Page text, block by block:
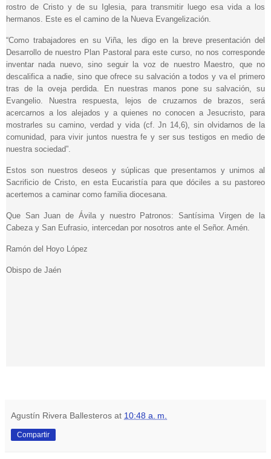
rostro de Cristo y de su Iglesia, para transmitir luego esa vida a los
hermanos. Este es el camino de la Nueva Evangelización.
“Como trabajadores en su Viña, les digo en la breve presentación del
Desarrollo de nuestro Plan Pastoral para este curso, no nos corresponde
inventar nada nuevo, sino seguir la voz de nuestro Maestro, que no
descalifica a nadie, sino que ofrece su salvación a todos y va el primero
tras de la oveja perdida. En nuestras manos pone su salvación, su
Evangelio. Nuestra respuesta, lejos de cruzarnos de brazos, será
acercarnos a los alejados y a quienes no conocen a Jesucristo, para
mostrarles su camino, verdad y vida (cf. Jn 14,6), sin olvidarnos de la
comunidad, para vivir juntos nuestra fe y ser sus testigos en medio de
nuestra sociedad”.
Estos son nuestros deseos y súplicas que presentamos y unimos al
Sacrificio de Cristo, en esta Eucaristía para que dóciles a su pastoreo
acertemos a caminar como familia diocesana.
Que San Juan de Ávila y nuestro Patronos: Santísima Virgen de la
Cabeza y San Eufrasio, intercedan por nosotros ante el Señor. Amén.
Ramón del Hoyo López
Obispo de Jaén
Agustín Rivera Ballesteros at 10:48 a. m.
Compartir